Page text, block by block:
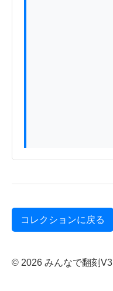
コレクションに戻る
© 2026 みんなで翻刻V3